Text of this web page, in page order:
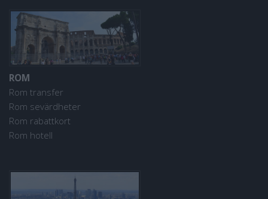
ROM
Rom transfer
Rom sevärdheter
Rom rabattkort
Rom hotell